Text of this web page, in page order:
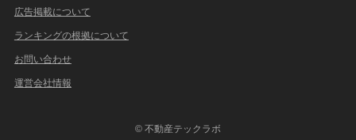
広告掲載について
ランキングの根拠について
お問い合わせ
運営会社情報
© 不動産テックラボ